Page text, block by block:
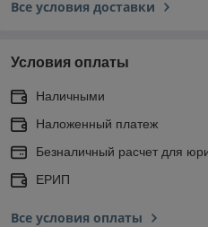
Все условия доставки
Условия оплаты
Наличными
Наложенный платеж
Безналичный расчет для
ЕРИП
Все условия оплаты